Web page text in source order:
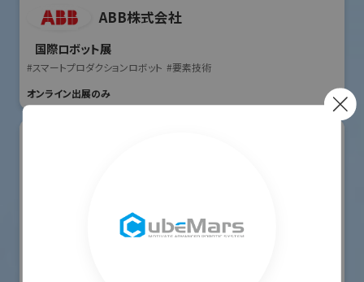
ABB株式会社
国際ロボット展
#スマートプロダクションロボット #要素技術
オンライン出展のみ